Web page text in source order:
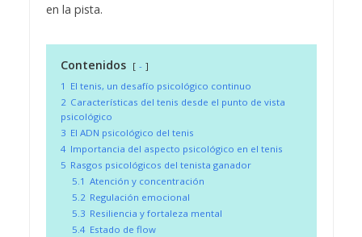
en la pista.
Contenidos
-
1 El tenis, un desafío psicológico continuo
2 Características del tenis desde el punto de vista
psicológico
3 El ADN psicológico del tenis
4 Importancia del aspecto psicológico en el tenis
5 Rasgos psicológicos del tenista ganador
5.1 Atención y concentración
5.2 Regulación emocional
5.3 Resiliencia y fortaleza mental
5.4 Estado de flow